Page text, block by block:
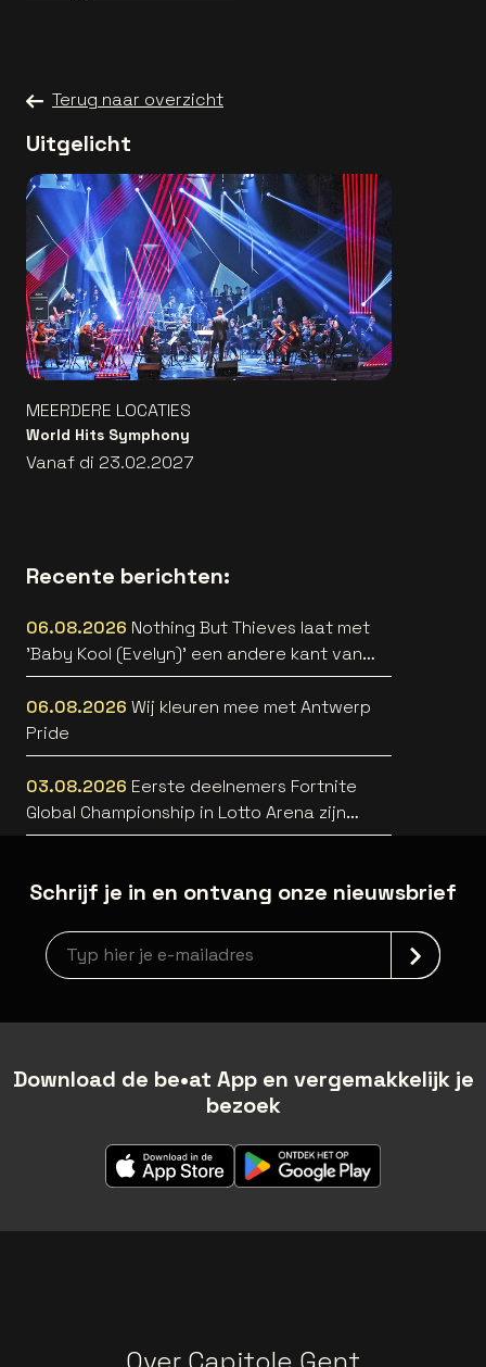
Terug naar overzicht
Uitgelicht
MEERDERE LOCATIES
World Hits Symphony
Vanaf di 23.02.2027
Recente berichten:
06.08.2026 Nothing But Thieves laat met
'Baby Kool (Evelyn)' een andere kant van
zich horen [video]
06.08.2026 Wij kleuren mee met Antwerp
Pride
03.08.2026 Eerste deelnemers Fortnite
Global Championship in Lotto Arena zijn
bekend
Schrijf je in en ontvang onze nieuwsbrief
Nieuwsbrief aanmelding
Download de be•at App en vergemakkelijk je
bezoek